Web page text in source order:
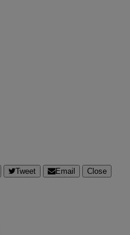
Tweet Email
Close